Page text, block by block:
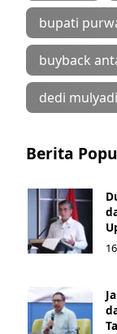
bupati
buyback
dedi mulyadi
Berita